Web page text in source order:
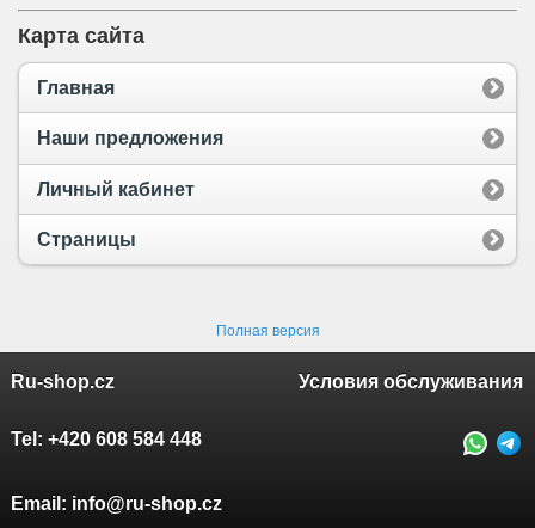
Карта сайта
Главная
Наши предложения
Личный кабинет
Страницы
Полная версия
Ru-shop.cz Условия обслуживания
Tel: +420 608 584 448
Email: info@ru-shop.cz